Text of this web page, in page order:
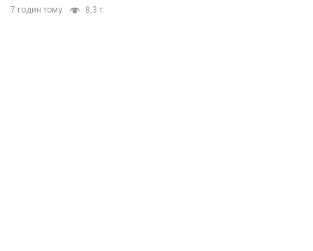
7 годин тому 8,3 т.